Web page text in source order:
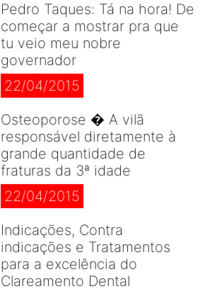
Pedro Taques: Tá na hora! De
começar a mostrar pra que
tu veio meu nobre
governador
22/04/2015
Osteoporose � A vilã
responsável diretamente à
grande quantidade de
fraturas da 3ª idade
22/04/2015
Indicações, Contra
indicações e Tratamentos
para a excelência do
Clareamento Dental